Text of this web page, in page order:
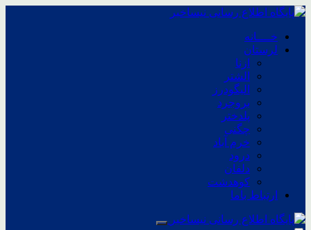
خــــانه
لرستان
ازنا
الشتر
الیگودرز
بروجرد
پلدختر
چگنی
خرم آباد
درود
دلفان
کوهدشت
ارتباط باما